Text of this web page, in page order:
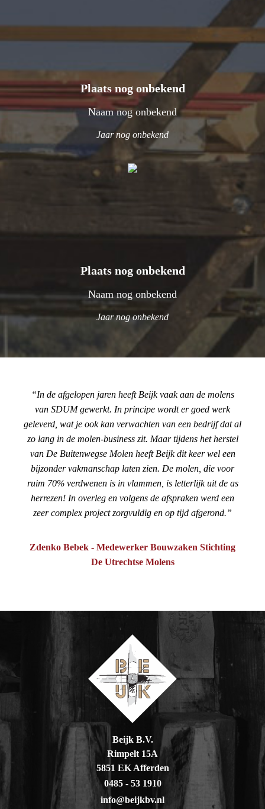
Plaats nog onbekend
Naam nog onbekend
Jaar nog onbekend
Plaats nog onbekend
Naam nog onbekend
Jaar nog onbekend
In de afgelopen jaren heeft Beijk vaak aan de molens
van SDUM gewerkt. In principe wordt er goed werk
geleverd, wat je ook kan verwachten van een bedrijf dat al
zo lang in de molen-business zit. Maar tijdens het herstel
van De Buitenwegse Molen heeft Beijk dit keer wel een
bijzonder vakmanschap laten zien. De molen, die voor
ruim 70% verdwenen is in vlammen, is letterlijk uit de as
herrezen! In overleg en volgens de afspraken werd een
zeer complex project zorgvuldig en op tijd afgerond.
Zdenko Bebek - Medewerker Bouwzaken Stichting
De Utrechtse Molens
Beijk B.V.
Rimpelt 15A
5851 EK Afferden
0485 - 53 1910
info@beijkbv.nl